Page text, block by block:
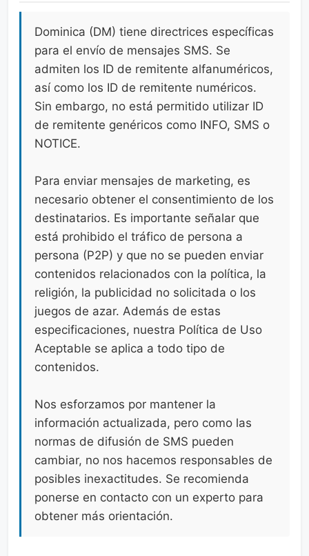
Dominica (DM) tiene directrices específicas
para el envío de mensajes SMS. Se
admiten los ID de remitente alfanuméricos,
así como los ID de remitente numéricos.
Sin embargo, no está permitido utilizar ID
de remitente genéricos como INFO, SMS o
NOTICE.
Para enviar mensajes de marketing, es
necesario obtener el consentimiento de los
destinatarios. Es importante señalar que
está prohibido el tráfico de persona a
persona (P2P) y que no se pueden enviar
contenidos relacionados con la política, la
religión, la publicidad no solicitada o los
juegos de azar. Además de estas
especificaciones, nuestra Política de Uso
Aceptable se aplica a todo tipo de
contenidos.
Nos esforzamos por mantener la
información actualizada, pero como las
normas de difusión de SMS pueden
cambiar, no nos hacemos responsables de
posibles inexactitudes. Se recomienda
ponerse en contacto con un experto para
obtener más orientación.